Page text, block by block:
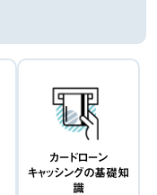
カードローン
キャッシングの基礎知
識